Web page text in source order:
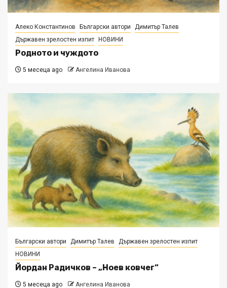
Алеко Константинов Български автори
Димитър Талев
Държавен зрелостен изпит НОВИНИ
Родното и чуждото
5 месеца ago Ангелина Иванова
Български автори Димитър Талев
Държавен зрелостен изпит
НОВИНИ
Йордан Радичков – „Ноев ковчег“
5 месеца ago Ангелина Иванова